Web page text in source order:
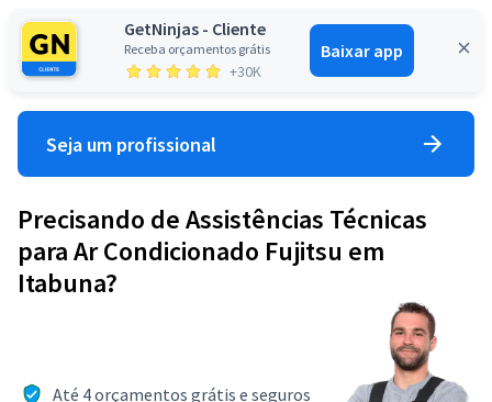
GetNinjas - Cliente
Receba orçamentos grátis
+30K
Baixar app
Entrar
Seja um profissional
Precisando de Assistências Técnicas
para Ar Condicionado Fujitsu em
Itabuna?
Até 4 orçamentos grátis e seguros